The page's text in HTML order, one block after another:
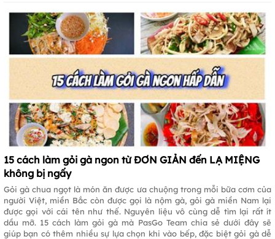
15 cách làm gỏi gà ngon từ ĐƠN GIẢN đến LẠ MIỆNG
không bị ngấy
Gỏi gà chua ngọt là món ăn được ưa chuộng trong mỗi bữa cơm của
người Việt, miền Bắc còn được gọi là nộm gà, gỏi gà miền Nam lại
được gọi với cái tên như thế. Nguyên liệu vô cùng dễ tìm lại rất ít
dầu mỡ. 15 cách làm gỏi gà mà PasGo Team chia sẻ dưới đây sẽ
giúp bạn có thêm nhiều sự lựa chọn khi vào bếp, đặc biệt gỏi gà dễ